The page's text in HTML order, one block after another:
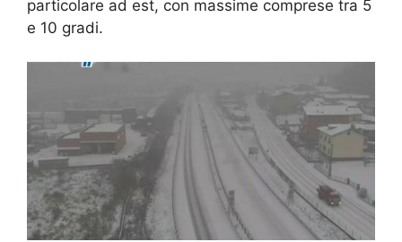
particolare ad est, con massime comprese tra 5
e 10 gradi.